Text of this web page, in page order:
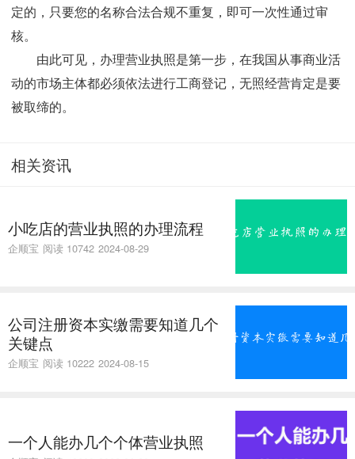
定的，只要您的名称合法合规不重复，即可一次性通过审
核。
由此可见，办理营业执照是第一步，在我国从事商业活
动的市场主体都必须依法进行工商登记，无照经营肯定是要
被取缔的。
相关资讯
小吃店的营业执照的办理流程
企顺宝 阅读 10742 2024-08-29
公司注册资本实缴需要知道几个
关键点
企顺宝 阅读 10222 2024-08-15
一个人能办几个个体营业执照